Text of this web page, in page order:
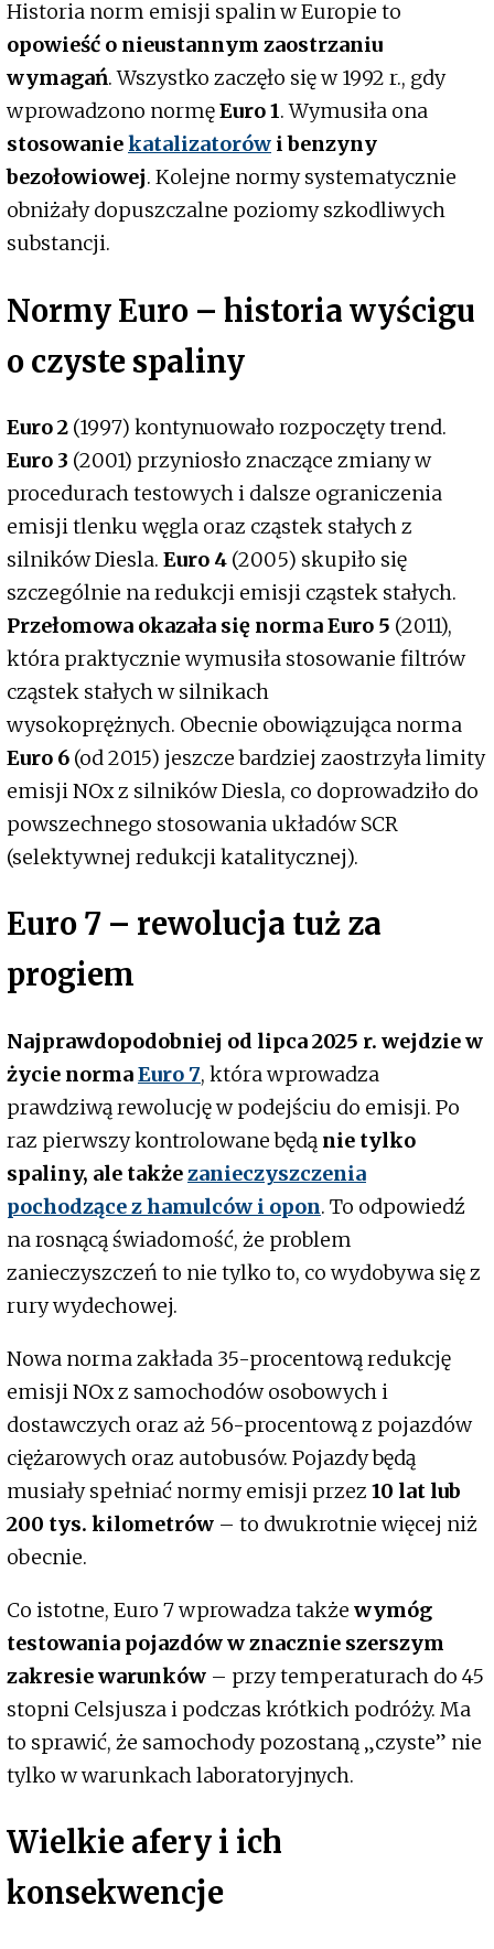
Historia norm emisji spalin w Europie to
opowieść o nieustannym zaostrzaniu
wymagań. Wszystko zaczęło się w 1992 r., gdy
wprowadzono normęEuro 1. Wymusiła ona
stosowaniekatalizatorów i benzyny
bezołowiowej. Kolejne normy systematycznie
obniżały dopuszczalne poziomy szkodliwych
substancji.
Normy Euro – historia wyścigu
o czyste spaliny
Euro 2 (1997) kontynuowało rozpoczęty trend.
Euro 3 (2001) przyniosło znaczące zmiany w
procedurach testowych i dalsze ograniczenia
emisji tlenku węgla oraz cząstek stałych z
silników Diesla. Euro 4 (2005) skupiło się
szczególnie na redukcji emisji cząstek stałych.
Przełomowa okazała się norma Euro 5 (2011),
która praktycznie wymusiła stosowanie filtrów
cząstek stałych w silnikach
wysokoprężnych. Obecnie obowiązująca norma
Euro 6 (od 2015) jeszcze bardziej zaostrzyła limity
emisji NOx z silników Diesla, co doprowadziło do
powszechnego stosowania układów SCR
(selektywnej redukcji katalitycznej).
Euro 7 – rewolucja tuż za
progiem
Najprawdopodobniej od lipca 2025 r. wejdzie w
życie normaEuro 7, która wprowadza
prawdziwą rewolucję w podejściu do emisji. Po
raz pierwszy kontrolowane będą nie tylko
spaliny, ale takżezanieczyszczenia
pochodzące z hamulców i opon. To odpowiedź
na rosnącą świadomość, że problem
zanieczyszczeń to nie tylko to, co wydobywa się z
rury wydechowej.
Nowa norma zakłada 35-procentową redukcję
emisji NOx z samochodów osobowych i
dostawczych oraz aż 56-procentową z pojazdów
ciężarowych oraz autobusów. Pojazdy będą
musiały spełniać normy emisji przez 10 lat lub
200 tys. kilometrów – to dwukrotnie więcej niż
obecnie.
Co istotne, Euro 7 wprowadza także wymóg
testowania pojazdów w znacznie szerszym
zakresie warunków – przy temperaturach do 45
stopni Celsjusza i podczas krótkich podróży. Ma
to sprawić, że samochody pozostaną „czyste” nie
tylko w warunkach laboratoryjnych.
Wielkie afery i ich
konsekwencje